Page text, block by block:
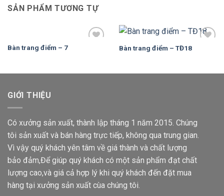
SẢN PHẨM TƯƠNG TỰ
Bàn trang điểm – 7 Bàn trang điểm – TĐ18
GIỚI THIỆU
Có xưởng sản xuất, thành lập tháng 1 năm 2015. Chúng
tôi sản xuất và bán hàng trực tiếp, không qua trung gian.
Vì vậy quý khách yên tâm về giá thành và chất lượng
bảo đảm,Để giúp quý khách có một sản phẩm đạt chất
lượng cao,và giá cả hợp lý khi quý khách đến đặt mua
hàng tại xưởng sản xuất cùa chúng tôi.